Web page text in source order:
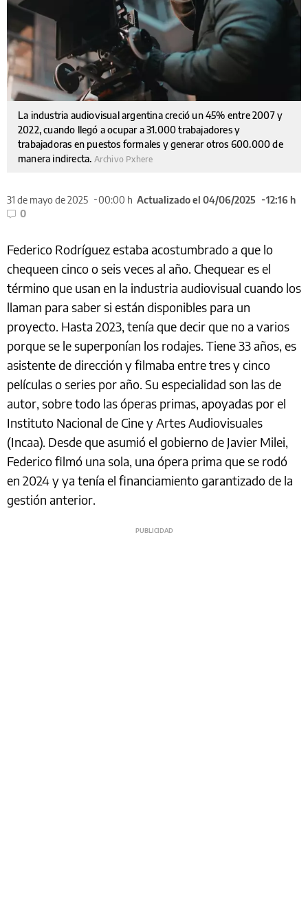
La industria audiovisual argentina creció un 45% entre 2007 y
2022, cuando llegó a ocupar a 31.000 trabajadores y
trabajadoras en puestos formales y generar otros 600.000 de
manera indirecta. Archivo Pxhere
31 de mayo de 2025 00:00 h Actualizado el 04/06/2025
12:16 h
0
Federico Rodríguez estaba acostumbrado a que lo
chequeen cinco o seis veces al año. Chequear es el
término que usan en la industria audiovisual cuando los
llaman para saber si están disponibles para un
proyecto. Hasta 2023, tenía que decir que no a varios
porque se le superponían los rodajes. Tiene 33 años, es
asistente de dirección y filmaba entre tres y cinco
películas o series por año. Su especialidad son las de
autor, sobre todo las óperas primas, apoyadas por el
Instituto Nacional de Cine y Artes Audiovisuales
(Incaa). Desde que asumió el gobierno de Javier Milei,
Federico filmó una sola, una ópera prima que se rodó
en 2024 y ya tenía el financiamiento garantizado de la
gestión anterior.